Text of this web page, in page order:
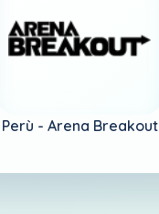
Perù - Arena Breakout